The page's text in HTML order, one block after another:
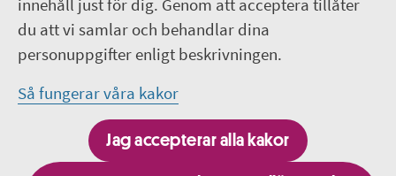
innehåll just för dig. Genom att acceptera tillåter
du att vi samlar och behandlar dina
personuppgifter enligt beskrivningen.
Så fungerar våra kakor
Jag accepterar alla kakor
Pressrum
Facebook
Jobba hos oss - Facebook